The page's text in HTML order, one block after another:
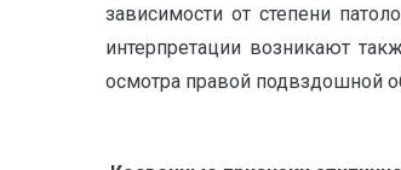
зависимости от степени
интерпретации возникают
осмотра правой подвздошной